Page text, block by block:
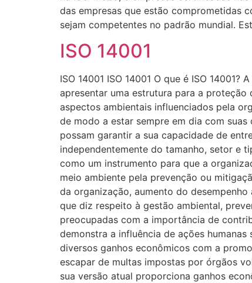
das empresas que estão comprometidas
sejam competentes no padrão mundial.
ISO 14001
ISO 14001 ISO 14001 O que é ISO
apresentar uma estrutura para a
aspectos ambientais influenciados pela
de modo a estar sempre em dia com
possam garantir a sua capacidade de
independentemente do tamanho, setor e
como um instrumento para que a
meio ambiente pela prevenção ou
da organização, aumento do
que diz respeito à gestão ambiental,
preocupadas com a importância de
demonstra a influência de ações
diversos ganhos econômicos com a
escapar de multas impostas por órgãos
sua versão atual proporciona ganhos